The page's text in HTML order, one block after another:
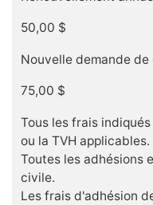
50,00 $
Nouvelle demande de
75,00 $
Tous les frais
ou la TVH applicables.
Toutes les adhésions
civile.
Les frais d'adhésion